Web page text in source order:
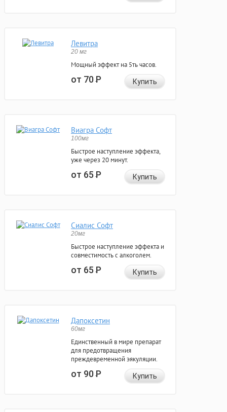
Левитра
20 мг
Мощный эффект на 5ть часов.
от 70Р Купить
Виагра Софт
100мг
Быстрое наступление эффекта,
уже через 20 минут.
от 65Р Купить
Сиалис Софт
20мг
Быстрое наступление эффекта и
совместимость с алкоголем.
от 65Р Купить
Дапоксетин
60мг
Единственный в мире препарат
для предотвращения
преждевременной эякуляции.
от 90Р Купить